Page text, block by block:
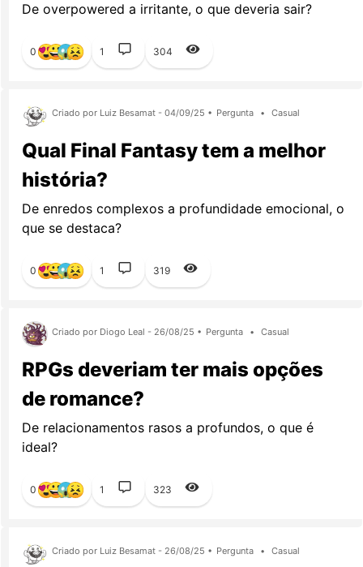
De overpowered a irritante, o que deveria sair?
0 1 304
Criado por Luiz Besamat - 04/09/25 • Pergunta • Casual
Qual Final Fantasy tem a melhor
história?
De enredos complexos a profundidade emocional, o
que se destaca?
0 1 319
Criado por Diogo Leal - 26/08/25 • Pergunta • Casual
RPGs deveriam ter mais opções
de romance?
De relacionamentos rasos a profundos, o que é
ideal?
0 1 323
Criado por Luiz Besamat - 26/08/25 • Pergunta • Casual